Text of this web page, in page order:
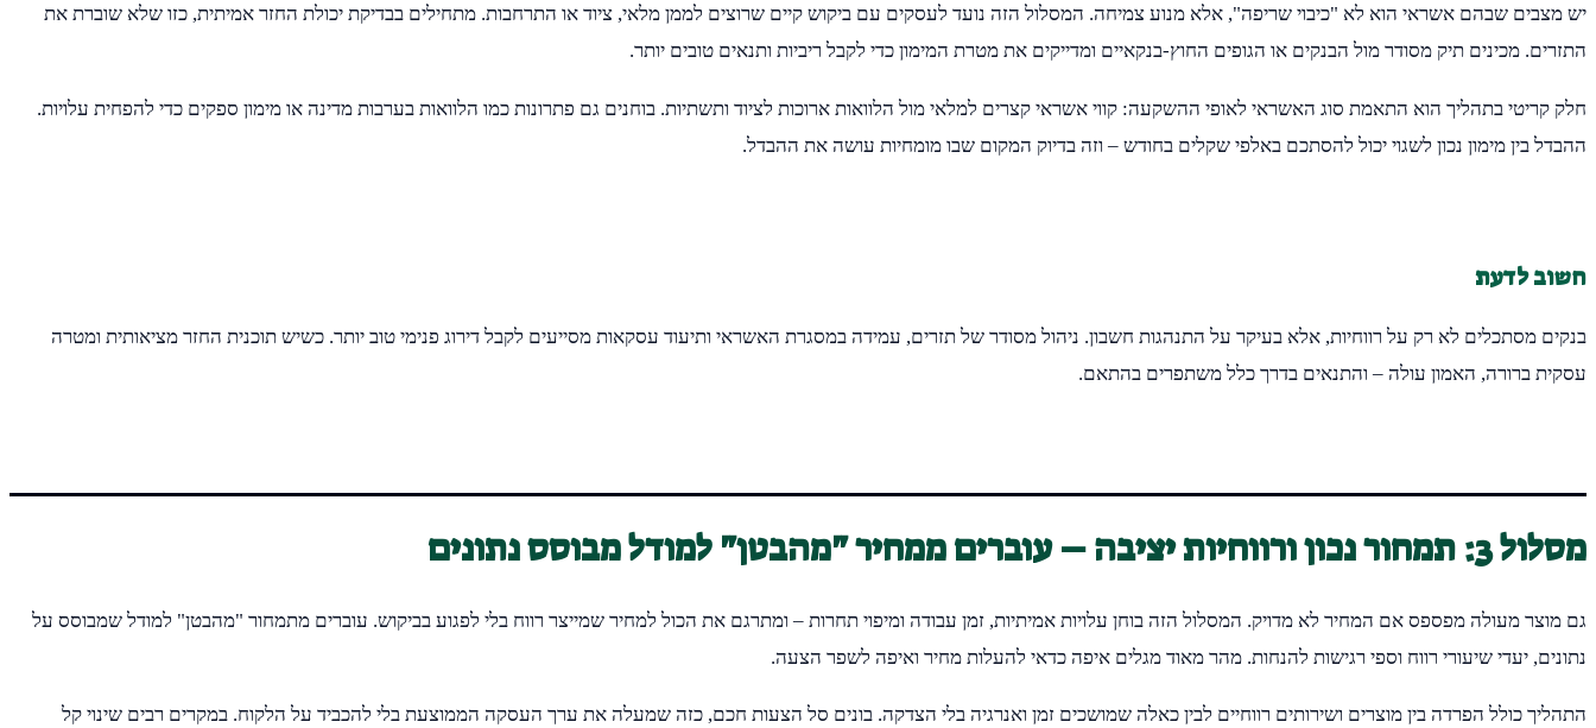
יש מצבים שבהם אשראי הוא לא "כיבוי שריפה", אלא מנוע צמיחה. המסלול הזה נועד לעסקים עם ביקוש קיים שרוצים לממן מלאי, ציוד או התרחבות. מתחילים בבדיקת יכולת החזר אמיתית, כזו שלא שוברת את
התזרים. מכינים תיק מסודר מול הבנקים או הגופים החוץ-בנקאיים ומדייקים את מטרת המימון כדי לקבל ריביות ותנאים טובים יותר.
חלק קריטי בתהליך הוא התאמת סוג האשראי לאופי ההשקעה: קווי אשראי קצרים למלאי מול הלוואות ארוכות לציוד ותשתיות. בוחנים גם פתרונות כמו הלוואות בערבות מדינה או מימון ספקים כדי להפחית עלויות.
ההבדל בין מימון נכון לשגוי יכול להסתכם באלפי שקלים בחודש – וזה בדיוק המקום שבו מומחיות עושה את ההבדל.
חשוב לדעת
בנקים מסתכלים לא רק על רווחיות, אלא בעיקר על התנהגות חשבון. ניהול מסודר של תזרים, עמידה במסגרת האשראי ותיעוד עסקאות מסייעים לקבל דירוג פנימי טוב יותר. כשיש תוכנית החזר מציאותית ומטרה
עסקית ברורה, האמון עולה – והתנאים בדרך כלל משתפרים בהתאם.
מסלול 3: תמחור נכון ורווחיות יציבה – עוברים ממחיר "מהבטן" למודל מבוסס נתונים
גם מוצר מעולה מפספס אם המחיר לא מדויק. המסלול הזה בוחן עלויות אמיתיות, זמן עבודה ומיפוי תחרות – ומתרגם את הכול למחיר שמייצר רווח בלי לפגוע בביקוש. עוברים מתמחור "מהבטן" למודל שמבוסס על
נתונים, יעדי שיעורי רווח וספי רגישות להנחות. מהר מאוד מגלים איפה כדאי להעלות מחיר ואיפה לשפר הצעה.
התהליך כולל הפרדה בין מוצרים ושירותים רווחיים לבין כאלה שמושכים זמן ואנרגיה בלי הצדקה. בונים סל הצעות חכם, כזה שמעלה את ערך העסקה הממוצעת בלי להכביד על הלקוח. במקרים רבים שינוי קל